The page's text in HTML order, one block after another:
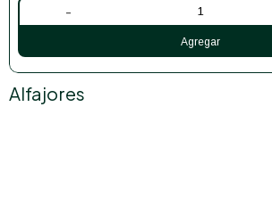
-
Alfajores